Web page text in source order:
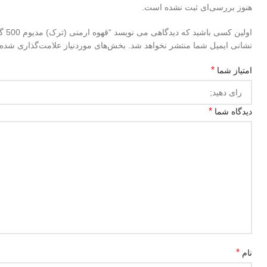
هنوز بررسی‌ای ثبت نشده است.
اولین کسی باشید که دیدگاهی می نویسد “قهوه ارمنی (ترک) مدیوم 500 گرم (2بسته)”
نشانی ایمیل شما منتشر نخواهد شد.
بخش‌های موردنیاز علامت‌گذاری
امتیاز شما *
دیدگاه شما *
نام *